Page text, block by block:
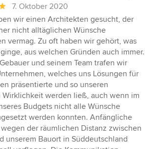
7. Oktober 2020
wir einen Architekten gesucht, der
nicht alltäglichen Wünsche
vermag. Zu oft haben wir gehört, was
aus welchen Gründen auch immer.
und seinem Team trafen wir
welches uns Lösungen für
präsentierte und so unseren
Wirklichkeit werden ließ, auch wenn im
Budgets nicht alle Wünsche
werden konnten. Anfängliche
der räumlichen Distanz zwischen
unserem Bauort in Süddeutschland